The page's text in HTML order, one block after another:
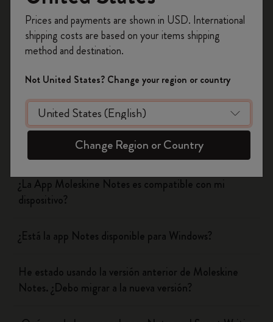
Was this answer helpful?
Si
No
Smart Writing System
¿La App Moleskine Notes es compatible con mi
dispositivo?
¿Está la app Notes disponible para Windows?
He estado usando la versión anterior de Moleskine
Notes. ¿Debo migrar a la nueva versión?
Regístrate ahora y obtén un 10% de descuento
y envío gratuito en tu primer pedidoutilizando
el códigoWELCOME10.
Crea una cuenta de Moleskine para acceder a
ofertas exclusivas, beneficios para miembros y
más inspiración.
Crear cuenta!
Prices and payments are shown in USD. International
shipping costs are based on your items shipping
method and destination.
Not United States? Change your region or country
Change Region or Country